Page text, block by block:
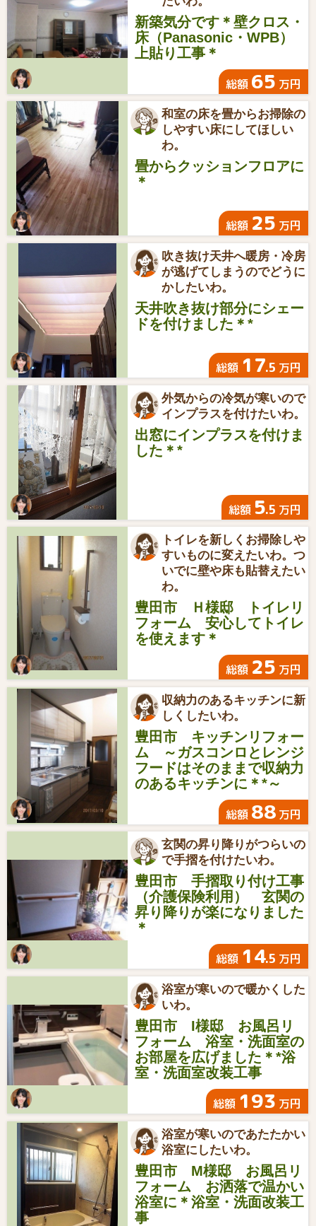
新築気分です＊壁クロス・
床（Panasonic・WPB）
上貼り工事＊
総額 65 万円
和室の床を畳からお掃除の
しやすい床にしてほしい
わ。
畳からクッションフロアに
＊
総額 25 万円
吹き抜け天井へ暖房・冷房
が逃げてしまうのでどうに
かしたいわ。
天井吹き抜け部分にシェー
ドを付けました＊*
総額 17.5 万円
外気からの冷気が寒いので
インプラスを付けたいわ。
出窓にインプラスを付けま
した＊*
総額 5.5 万円
トイレを新しくお掃除しや
すいものに変えたいわ。つ
いでに壁や床も貼替えたい
わ。
豊田市 Ｈ様邸 トイレリ
フォーム 安心してトイレ
を使えます＊
総額 25 万円
収納力のあるキッチンに新
しくしたいわ。
豊田市 キッチンリフォー
ム ～ガスコンロとレンジ
フードはそのままで収納力
のあるキッチンに＊*～
総額 88 万円
玄関の昇り降りがつらいの
で手摺を付けたいわ。
豊田市 手摺取り付け工事
（介護保険利用） 玄関の
昇り降りが楽になりました
＊
総額 14.5 万円
浴室が寒いので暖かくした
いわ。
豊田市 I様邸 お風呂リ
フォーム 浴室・洗面室の
お部屋を広げました＊*浴
室・洗面室改装工事
総額 193 万円
浴室が寒いのであたたかい
浴室にしたいわ。
豊田市 M様邸 お風呂リ
フォーム お洒落で温かい
浴室に＊浴室・洗面改装工
事